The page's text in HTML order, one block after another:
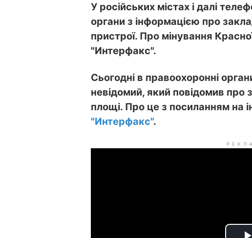
У російських містах і далі
органи з інформацією про
пристрої. Про мінування
"Интерфакс".
Сьогодні в правоохоронні
невідомий, який повідомив про
площі. Про це з посиланням на
"Интерфакс".